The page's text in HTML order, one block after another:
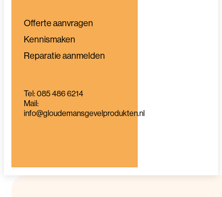
Offerte aanvragen
Kennismaken
Reparatie aanmelden
Tel: 085 486 6214
Mail:
info@gloudemansgevelprodukten.nl